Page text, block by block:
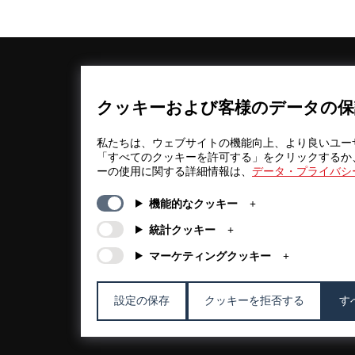
クッキーおよび客様のデータの
私たちは、ウェブサイトの機能向上、より良いユ
「すべてのクッキーを許可する」をクリックする
ーの使用に関する詳細情報は、 データ・プライバ
機能的なクッキー
統計クッキー
マーケティングクッキー
設定の保存 クッキーを拒否する す
FAQs
資料
利用規約
抽選規約
法的情報
個人情報保護
方針
クッキーポリ
シー
my iF
ス
iFについて
連絡先